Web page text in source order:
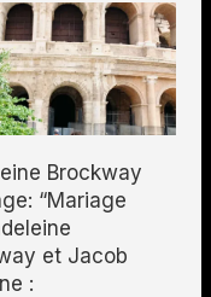
Brockway
“Mariage
et Jacob
: